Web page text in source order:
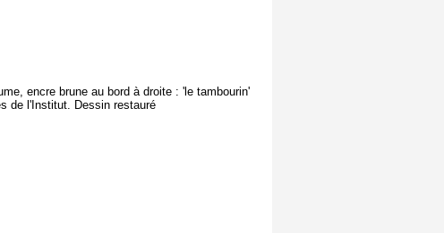
encre brune au bord à droite : 'le tambourin'
de l'Institut. Dessin restauré